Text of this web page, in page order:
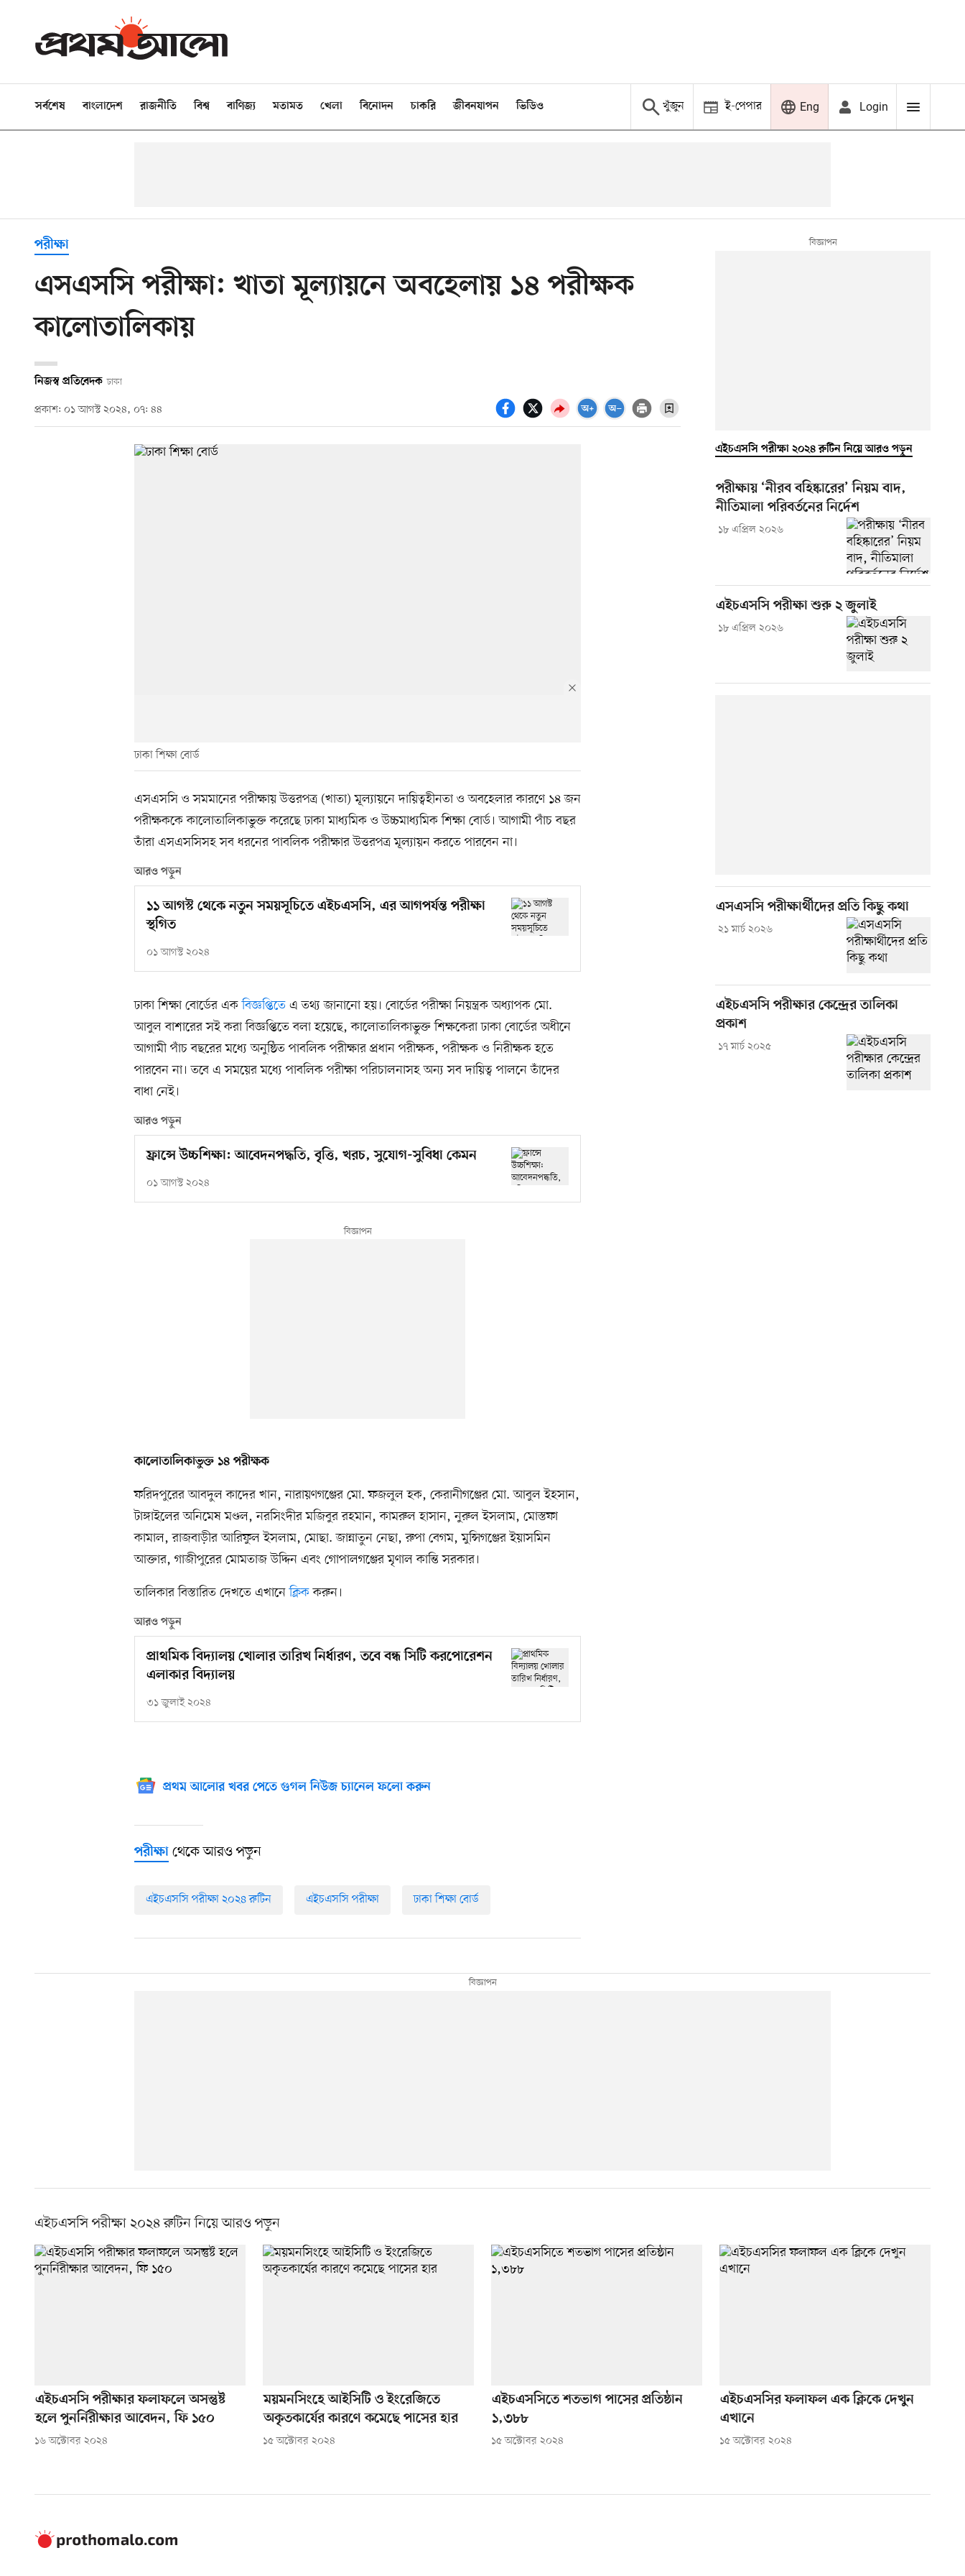
সর্বশেষ বাংলাদেশ রাজনীতি বিশ্ব বাণিজ্য মতামত খেলা বিনোদন চাকরি জীবনযাপন ভিডিও খুঁজুন ই-পেপার Eng Login
পরীক্ষা
এসএসসি পরীক্ষা: খাতা মূল্যায়নে অবহেলায় ১৪ পরীক্ষক
কালোতালিকায়
নিজস্ব প্রতিবেদক ঢাকা
প্রকাশ: ০১ আগস্ট ২০২৪, ০৭: ৪৪
ঢাকা শিক্ষা বোর্ড
এসএসসি ও সমমানের পরীক্ষায় উত্তরপত্র (খাতা) মূল্যায়নে দায়িত্বহীনতা ও অবহেলার কারণে ১৪ জন
পরীক্ষককে কালোতালিকাভুক্ত করেছে ঢাকা মাধ্যমিক ও উচ্চমাধ্যমিক শিক্ষা বোর্ড। আগামী পাঁচ বছর
তাঁরা এসএসসিসহ সব ধরনের পাবলিক পরীক্ষার উত্তরপত্র মূল্যায়ন করতে পারবেন না।
আরও পড়ুন
১১ আগস্ট থেকে নতুন সময়সূচিতে এইচএসসি, এর আগপর্যন্ত পরীক্ষা
স্থগিত
০১ আগস্ট ২০২৪
ঢাকা শিক্ষা বোর্ডের একবিজ্ঞপ্তিতে এ তথ্য জানানো হয়। বোর্ডের পরীক্ষা নিয়ন্ত্রক অধ্যাপক মো.
আবুল বাশারের সই করা বিজ্ঞপ্তিতে বলা হয়েছে, কালোতালিকাভুক্ত শিক্ষকেরা ঢাকা বোর্ডের অধীনে
আগামী পাঁচ বছরের মধ্যে অনুষ্ঠিত পাবলিক পরীক্ষার প্রধান পরীক্ষক, পরীক্ষক ও নিরীক্ষক হতে
পারবেন না। তবে এ সময়ের মধ্যে পাবলিক পরীক্ষা পরিচালনাসহ অন্য সব দায়িত্ব পালনে তাঁদের
বাধা নেই।
আরও পড়ুন
ফ্রান্সে উচ্চশিক্ষা: আবেদনপদ্ধতি, বৃত্তি, খরচ, সুযোগ-সুবিধা কেমন
০১ আগস্ট ২০২৪
কালোতালিকাভুক্ত ১৪ পরীক্ষক
ফরিদপুরের আবদুল কাদের খান, নারায়ণগঞ্জের মো. ফজলুল হক, কেরানীগঞ্জের মো. আবুল ইহসান,
টাঙ্গাইলের অনিমেষ মণ্ডল, নরসিংদীর মজিবুর রহমান, কামরুল হাসান, নুরুল ইসলাম, মোস্তফা
কামাল, রাজবাড়ীর আরিফুল ইসলাম, মোছা. জান্নাতুন নেছা, রুপা বেগম, মুন্সিগঞ্জের ইয়াসমিন
আক্তার, গাজীপুরের মোমতাজ উদ্দিন এবং গোপালগঞ্জের মৃণাল কান্তি সরকার।
তালিকার বিস্তারিত দেখতে এখানেক্লিককরুন।
আরও পড়ুন
প্রাথমিক বিদ্যালয় খোলার তারিখ নির্ধারণ, তবে বন্ধ সিটি করপোরেশন
এলাকার বিদ্যালয়
৩১ জুলাই ২০২৪
প্রথম আলোর খবর পেতে গুগল নিউজ চ্যানেল ফলো করুন
পরীক্ষা থেকে আরও পড়ুন
এইচএসসি পরীক্ষা ২০২৪ রুটিন এইচএসসি পরীক্ষা ঢাকা শিক্ষা বোর্ড
এইচএসসি পরীক্ষা ২০২৪ রুটিন নিয়ে আরও পড়ুন
পরীক্ষায় ‘নীরব বহিষ্কারের’ নিয়ম বাদ,
নীতিমালা পরিবর্তনের নির্দেশ
১৮ এপ্রিল ২০২৬
এইচএসসি পরীক্ষা শুরু ২ জুলাই
১৮ এপ্রিল ২০২৬
এসএসসি পরীক্ষার্থীদের প্রতি কিছু কথা
২১ মার্চ ২০২৬
এইচএসসি পরীক্ষার কেন্দ্রের তালিকা
প্রকাশ
১৭ মার্চ ২০২৫
এইচএসসি পরীক্ষা ২০২৪ রুটিন নিয়ে আরও পড়ুন
এইচএসসি পরীক্ষার ফলাফলে অসন্তুষ্ট
হলে পুনর্নিরীক্ষার আবেদন, ফি ১৫০
১৬ অক্টোবর ২০২৪
ময়মনসিংহে আইসিটি ও ইংরেজিতে
অকৃতকার্যের কারণে কমেছে পাসের হার
১৫ অক্টোবর ২০২৪
এইচএসসিতে শতভাগ পাসের প্রতিষ্ঠান
১,৩৮৮
১৫ অক্টোবর ২০২৪
এইচএসসির ফলাফল এক ক্লিকে দেখুন
এখানে
১৫ অক্টোবর ২০২৪